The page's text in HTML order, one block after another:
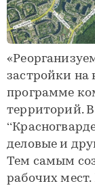
застройки на
программе
территорий.
деловые и
Тем самым
рабочих